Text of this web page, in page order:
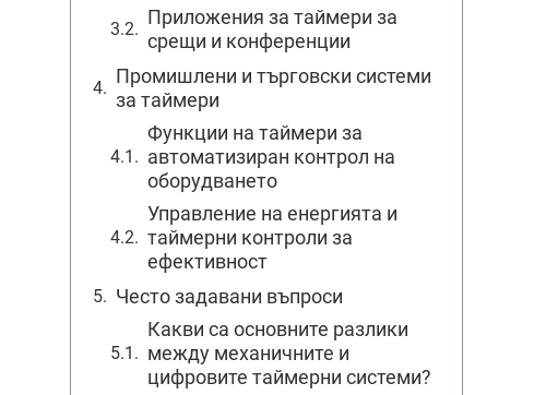
Приложения за таймери за
срещи и конференции
Промишлени и търговски системи
за таймери
Функции на таймери за
автоматизиран контрол на
оборудването
Управление на енергията и
таймерни контроли за
ефективност
Често задавани въпроси
Какви са основните разлики
между механичните и
цифровите таймерни системи?